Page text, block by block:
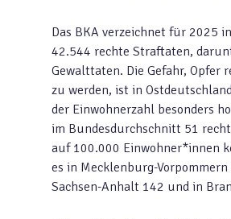
Das BKA verzeichnet für 2025
42.544 rechte Straftaten,
Gewalttaten. Die Gefahr, Opfer
zu werden, ist in
der Einwohnerzahl besonders
im Bundesdurchschnitt 51
auf 100.000 Einwohner*innen
es in Mecklenburg-
Sachsen-Anhalt 142 und in